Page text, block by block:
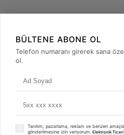
+90 (850)
BÜLTENE ABONE OL
Telefon numaranı girerek sana
ol.
Tanıtım, pazarlama, reklam ve benzeri
gönderilmesine izin veriyorum. Elektronik